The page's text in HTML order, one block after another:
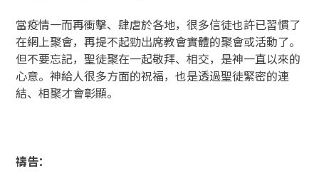
當疫情一而再衝擊、肆虐於各地，很多信徒也許已習慣了
在網上聚會，再提不起勁出席教會實體的聚會或活動了。
但不要忘記，聖徒聚在一起敬拜、相交，是神一直以來的
心意。神給人很多方面的祝福，也是透過聖徒緊密的連
結、相聚才會彰顯。
禱告：